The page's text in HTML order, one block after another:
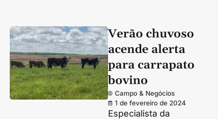
Verão chuvoso
acende alerta
para carrapato
bovino
Campo & Negócios
1 de fevereiro de 2024
Especialista da